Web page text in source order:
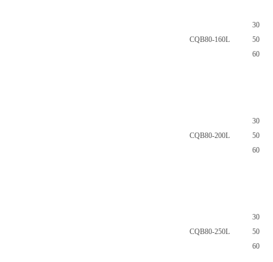
CQB80-160L
30
50
60
CQB80-200L
30
50
60
CQB80-250L
30
50
60